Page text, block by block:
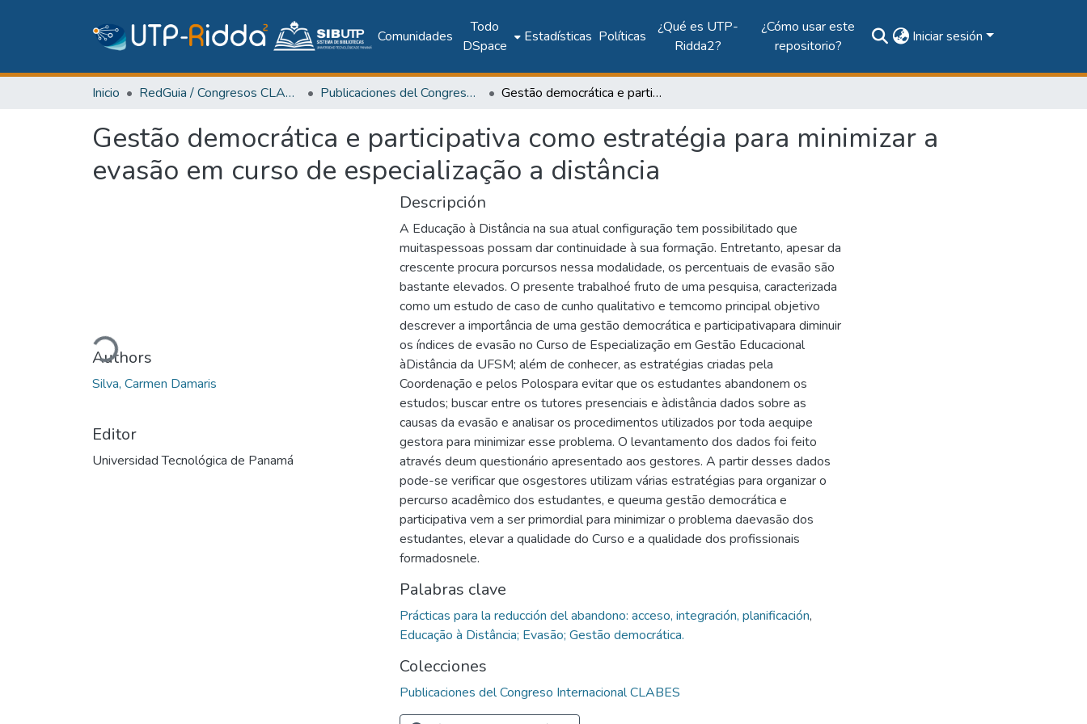
Comunidades
Todo
DSpace
Estadísticas Políticas
¿Qué es UTP-
Ridda2?
¿Cómo usar este
repositorio?
Iniciar sesión
Inicio RedGuia / Congresos CLABES Publicaciones del Congreso Internacional CLABES Gestão democrática e participativa como estratégia para minimizar a evasão em curso de especialização a distância
Gestão democrática e participativa como estratégia para minimizar a
evasão em curso de especialização a distância
Cargando...
Authors
Silva, Carmen Damaris
Editor
Universidad Tecnológica de Panamá
Descripción
A Educação à Distância na sua atual configuração tem possibilitado que
muitaspessoas possam dar continuidade à sua formação. Entretanto, apesar da
crescente procura porcursos nessa modalidade, os percentuais de evasão são
bastante elevados. O presente trabalhoé fruto de uma pesquisa, caracterizada
como um estudo de caso de cunho qualitativo e temcomo principal objetivo
descrever a importância de uma gestão democrática e participativapara diminuir
os índices de evasão no Curso de Especialização em Gestão Educacional
àDistância da UFSM; além de conhecer, as estratégias criadas pela
Coordenação e pelos Polospara evitar que os estudantes abandonem os
estudos; buscar entre os tutores presenciais e àdistância dados sobre as
causas da evasão e analisar os procedimentos utilizados por toda aequipe
gestora para minimizar esse problema. O levantamento dos dados foi feito
através deum questionário apresentado aos gestores. A partir desses dados
pode-se verificar que osgestores utilizam várias estratégias para organizar o
percurso acadêmico dos estudantes, e queuma gestão democrática e
participativa vem a ser primordial para minimizar o problema daevasão dos
estudantes, elevar a qualidade do Curso e a qualidade dos profissionais
formadosnele.
Palabras clave
Prácticas para la reducción del abandono: acceso, integración, planificación,
Educação à Distância; Evasão; Gestão democrática.
Colecciones
Publicaciones del Congreso Internacional CLABES